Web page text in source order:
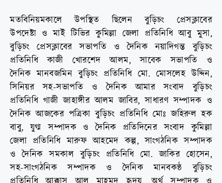
মতবিনিয়মকালে উপস্থিত ছিলেন বুড়িচং প্রেসক্লাবের
উপদেষ্টা ও মাই টিভির কুমিল্লা জেলা প্রতিনিধি আবু মুসা,
বুড়িচং প্রেসক্লাবের সভাপতি ও দৈনিক নয়াদিগন্ত বুড়িচং
প্রতিনিধি কাজী খোরশেদ আলম, সাবেক সভাপতি ও
দৈনিক মানবজমিন বুড়িচং প্রতিনিধি মো. মোসলেহ উদ্দিন,
সিনিয়র সহ-সভাপতি ও দৈনিক আমার সংবাদ বুড়িচং
প্রতিনিধি গাজী জাহাঙ্গীর আলম জাবির, সাধারণ সম্পাদক ও
দৈনিক আজকের পত্রিকা বুড়িচং প্রতিনিধি মোঃ জহিরুল হক
বাবু, যুগ্ম সম্পাদক ও দৈনিক প্রতিদিনের সংবাদ কুমিল্লা
জেলা প্রতিনিধি মারুফ আহমেদ কল্প, সাংগঠনিক সম্পাদক
ও দৈনিক সমকাল বুড়িচং প্রতিনিধি মো. জাকির হোসেন,
সহ-সাংগঠনিক সম্পাদক ও দৈনিক মানবকন্ঠ বুড়িচং